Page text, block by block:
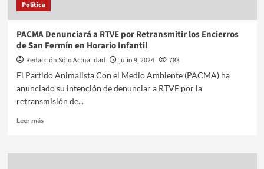
Política
PACMA Denunciará a RTVE por Retransmitir los Encierros
de San Fermín en Horario Infantil
Redacción Sólo Actualidad julio 9, 2024
783
El Partido Animalista Con el Medio Ambiente (PACMA) ha
anunciado su intención de denunciar a RTVE por la
retransmisión de...
Leer más